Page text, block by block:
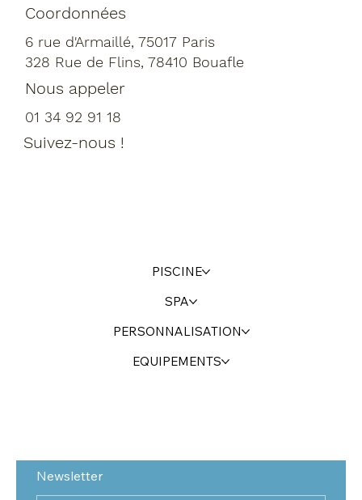
Coordonnées
6 rue d'Armaillé, 75017 Paris
328 Rue de Flins, 78410 Bouafle
Nous appeler
01 34 92 91 18
Suivez-nous !
PISCINE
SPA
PERSONNALISATION
EQUIPEMENTS
Newsletter